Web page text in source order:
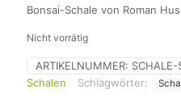
Bonsai-Schale von Roman
Nicht vorrätig
ARTIKELNUMMER: SCHALE-
Schalen
Schlagwörter: